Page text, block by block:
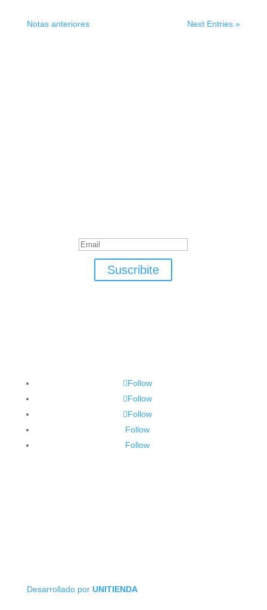
Notas anteriores Next Entries »
Suscribite
Follow
Follow
Follow
Follow
Follow
Desarrollado por UNITIENDA